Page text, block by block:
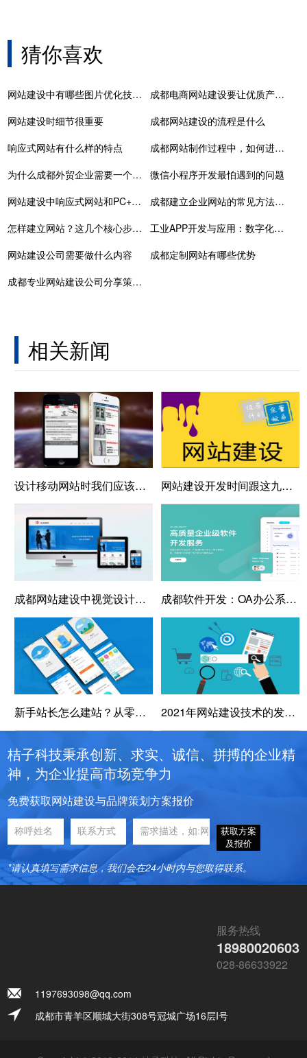
猜你喜欢
网站建设中有哪些图片优化技巧？这几招要了解哦
成都电商网站建设要让优质产品占据客户的心
网站建设时细节很重要
成都网站建设的流程是什么
响应式网站有什么样的特点
成都网站制作过程中，如何进行有效的内容策划？
为什么成都外贸企业需要一个高质量的建站？
微信小程序开发最怕遇到的问题
网站建设中响应式网站和PC+手机网站的区别
成都建立企业网站的常见方法介绍
怎样建立网站？这几个核心步骤要知晓
工业APP开发与应用：数字化转型的关键意义
网站建设公司需要做什么内容
成都定制网站有哪些优势
成都专业网站建设公司分享策略的重要性
相关新闻
设计移动网站时我们应该注意哪些问题 网站建设开发时间跟这九个关系有关
成都网站建设中视觉设计需要注意的哪些地方？ 成都软件开发：OA办公系统：易用性是软件的核心
新手站长怎么建站？从零开始建站有哪些步骤？ 2021年网站建设技术的发展趋势
桔子科技秉承创新、求实、诚信、拼搏的企业精
神，为企业提高市场竞争力
免费获取网站建设与品牌策划方案报价
获取方案
及报价
*请认真填写需求信息，我们会在24小时内与您取得联系。
服务热线
18980020603
028-86633922
1197693098@qq.com
成都市青羊区顺城大街308号冠城广场16层I号